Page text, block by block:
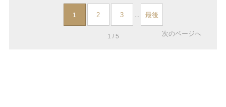
1 2 3 最後
1 / 5 次のページへ